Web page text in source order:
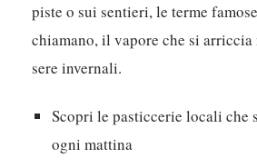
piste o sui sentieri, le terme
chiamano, il vapore che si arriccia
sere invernali.
Scopri le pasticcerie locali che
ogni mattina